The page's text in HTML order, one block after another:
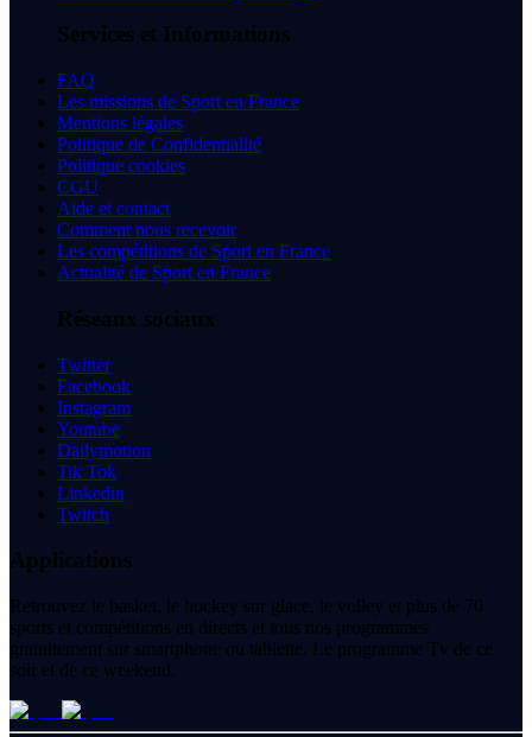
Services et Informations
FAQ
Les missions de Sport en France
Mentions légales
Politique de Confidentialité
Politique cookies
CGU
Aide et contact
Comment nous recevoir
Les compétitions de Sport en France
Actualité de Sport en France
Réseaux sociaux
Twitter
Facebook
Instagram
Youtube
Dailymotion
Tik Tok
Linkedin
Twitch
Applications
Retrouvez le basket, le hockey sur glace, le volley et plus de 70
sports et compétitions en directs et tous nos programmes
gratuitement sur smartphone ou tablette. Le programme Tv de ce
soir et de ce weekend.